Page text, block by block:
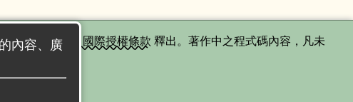
同方式分享 4.0 國際授權條款 釋出。著作中之程式碼內容，凡未
內容、廣